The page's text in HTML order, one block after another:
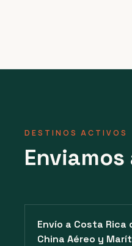
DESTINOS ACTIVOS
Enviamos
Envío a Costa Rica
China Aéreo y